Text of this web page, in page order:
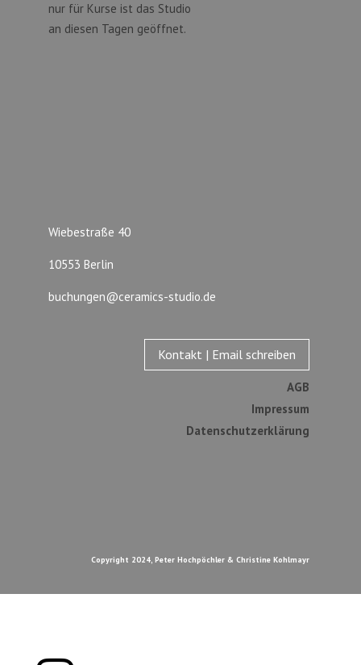
nur für Kurse ist das Studio
an diesen Tagen geöffnet.
Wiebestraße 40
10553 Berlin
buchungen@ceramics-studio.de
Kontakt | Email schreiben
AGB
Impressum
Datenschutzerklärung
Copyright 2024, Peter Hochpöchler & Christine Kohlmayr